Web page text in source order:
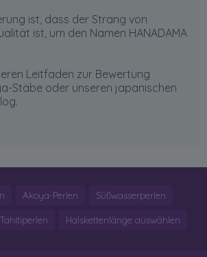
ist, dass der Strang von
ist, um den Namen HANADAMA
Leitfaden zur Bewertung
Stäbe oder unseren japanischen
.
Akoya-Perlen Süßwasserperlen
Tahitiperlen Halskettenlänge auswählen